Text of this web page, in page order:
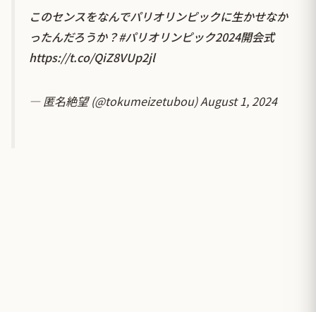
このセンスをなんでパリオリンピックに生かせなか
ったんだろうか？#パリオリンピック2024開会式
https://t.co/QiZ8VUp2jl
— 匿名絶望 (@tokumeizetubou)August 1, 2024